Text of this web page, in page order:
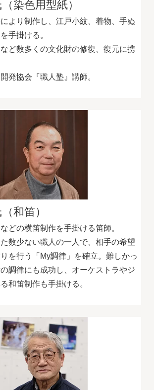
（染色用型紙）
より制作し、江戸小紋、着物、手ぬ
手掛ける。
ど数多くの文化財の修復、復元に携
発協会『職人塾』講師。
和笛）
どの横笛制作を手掛ける笛師。
数少ない職人の一人で、相手の希望
を行う「My調律」を確立。難しかっ
調律にも成功し、オーケストラやジ
和笛制作も手掛ける。